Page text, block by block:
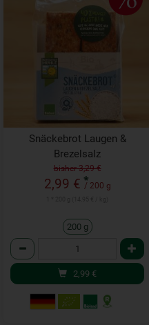
Snäckebrot Laugen &
Brezelsalz
bisher 3,29 €
2,99 € *
/ 200 g
200 g
Anzahl
2,99 €